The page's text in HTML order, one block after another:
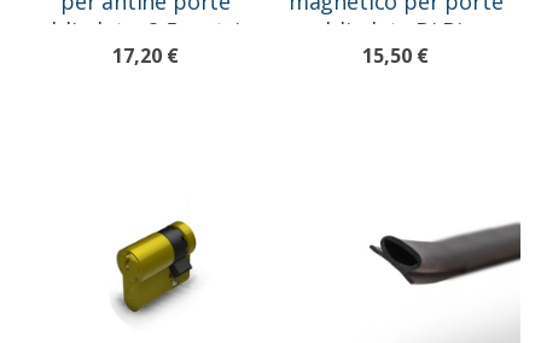
blindate, 2,5 metri
17,20 €
blindate Di.Bi.
15,50 €